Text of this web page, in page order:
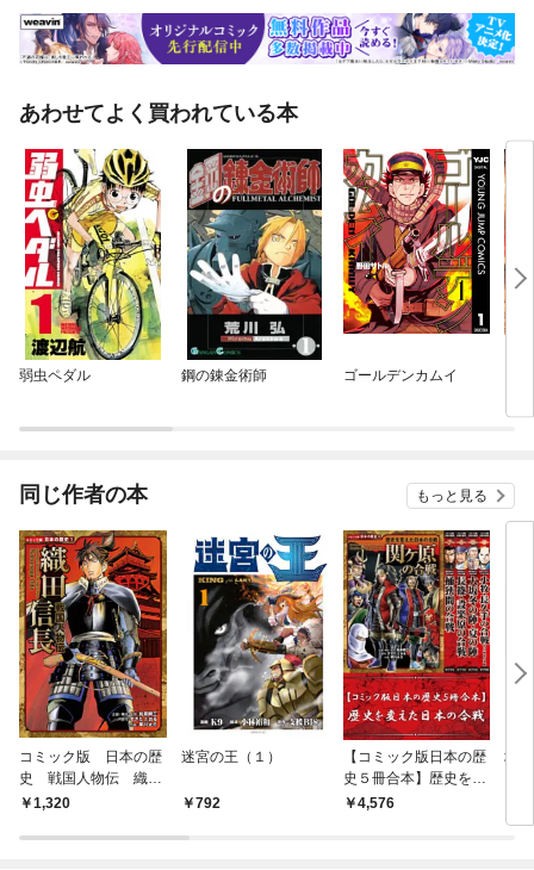
あわせてよく買われている本
弱虫ペダル 鋼の錬金術師 ゴールデンカムイ
同じ作者の本 もっと見る
コミック版 日本の歴
史 戦国人物伝 織田
信長1,320
迷宮の王（１）
792
【コミック版日本の歴
史５冊合本】歴史を変
えた日本の合戦
4,576
地